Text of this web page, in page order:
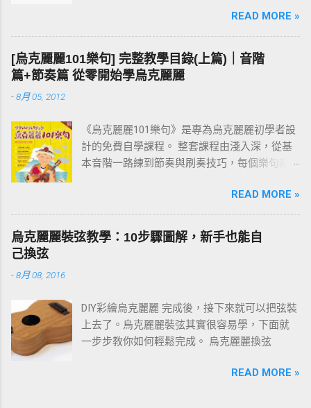
的道理。先把一個個小樂句彈熟，技巧和速度
都到位之後，再去按和弦、彈演奏曲，就會變
成一件輕鬆自然的事。基本功打穩，後面的路
才走得快。
READ MORE »
[烏克麗麗101樂句] 完整教學目錄(上篇)｜音階
篇+節奏篇 從零開始學烏克麗麗
-8月 05, 2012
《烏克麗麗101樂句》是專為烏克麗麗初學者設
計的免費自學課程。 整套課程由淺入深，從基
本音階一路練到節奏與刷奏技巧，每個樂句都
問，歡迎在文章下方留言討論。 建議從第一課
「001 C調基本音階」開始，依序往下練；若你
還不清楚為什麼要練樂句，請先看 〈為什麼要
練習烏克麗麗101樂句？〉 這篇。
READ MORE »
烏克麗麗裝弦教學：10步驟圖解，新手也能自
己換弦
-8月 08, 2016
DIY彩繪烏克麗麗 完成後，接下來就可以把弦裝
上去了。烏克麗麗裝弦其實很容易學，下面就
一步步教你如何輕鬆完成。 烏克麗麗換弦
READ MORE »